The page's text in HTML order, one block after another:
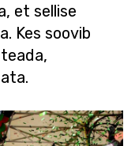
et sellise
Kes soovib